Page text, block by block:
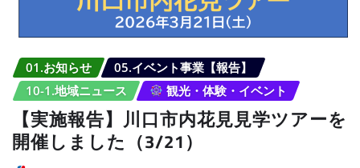
01.お知らせ
05.イベント事業【報告】
10-1.地域ニュース
観光・体験・イベント
【実施報告】川口市内花見見学ツアーを
開催しました（3/21）